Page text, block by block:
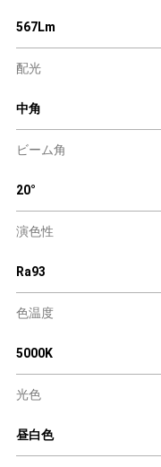
567Lm
配光
中角
ビーム角
20°
演色性
Ra93
色温度
5000K
光色
昼白色